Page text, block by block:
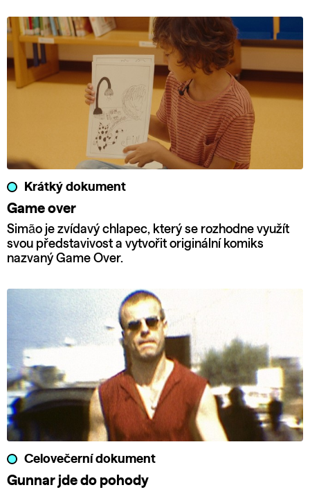
Krátký dokument
Game over
Simão je zvídavý chlapec, který se rozhodne využít
svou představivost a vytvořit originální komiks
nazvaný Game Over.
Celovečerní dokument
Gunnar jde do pohody